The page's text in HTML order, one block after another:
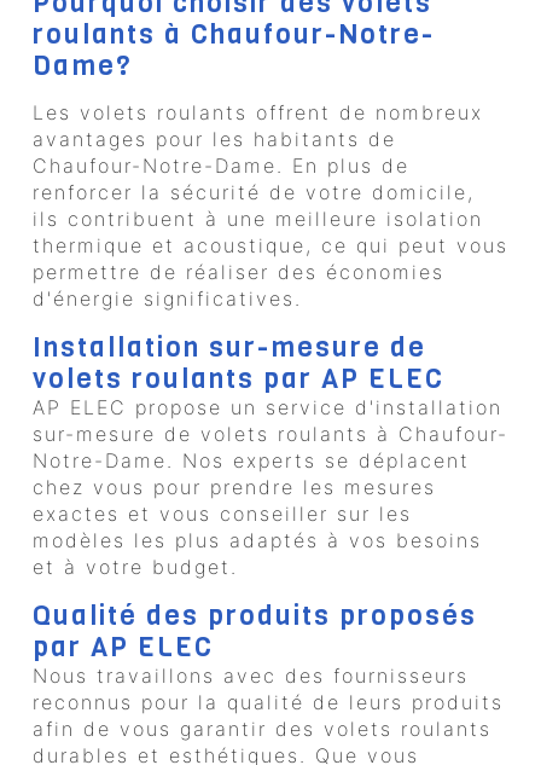
roulants à Chaufour-Notre-
Dame?
Les volets roulants offrent de nombreux
avantages pour les habitants de
Chaufour-Notre-Dame. En plus de
renforcer la sécurité de votre domicile,
ils contribuent à une meilleure isolation
thermique et acoustique, ce qui peut vous
permettre de réaliser des économies
d'énergie significatives.
Installation sur-mesure de
volets roulants par AP ELEC
AP ELEC propose un service d'installation
sur-mesure de volets roulants à Chaufour-
Notre-Dame. Nos experts se déplacent
chez vous pour prendre les mesures
exactes et vous conseiller sur les
modèles les plus adaptés à vos besoins
et à votre budget.
Qualité des produits proposés
par AP ELEC
Nous travaillons avec des fournisseurs
reconnus pour la qualité de leurs produits
afin de vous garantir des volets roulants
durables et esthétiques. Que vous